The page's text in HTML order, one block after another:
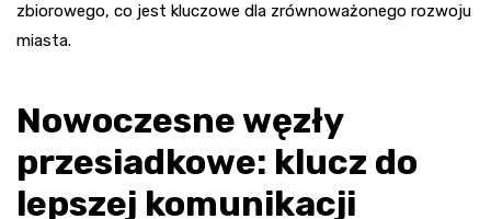
zbiorowego, co jest kluczowe dla zrównoważonego rozwoju
miasta.
Nowoczesne węzły
przesiadkowe: klucz do
lepszej komunikacji